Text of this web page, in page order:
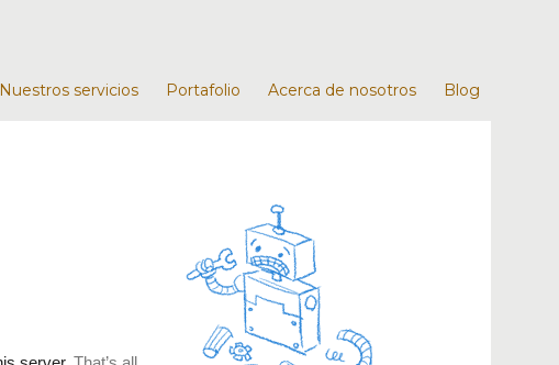
Nuestros servicios Portafolio Acerca de nosotros Blog